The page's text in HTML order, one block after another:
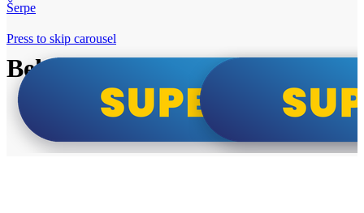
Šerpe
Beko i Tesla super cene
Press to skip carousel